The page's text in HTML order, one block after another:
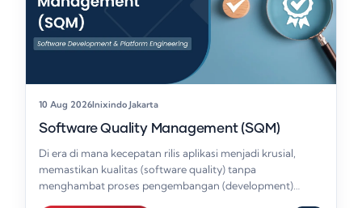
10 Aug 2026Inixindo Jakarta
Software Quality Management (SQM)
Di era di mana kecepatan rilis aplikasi menjadi krusial,
memastikan kualitas (software quality) tanpa
menghambat proses pengembangan (development)